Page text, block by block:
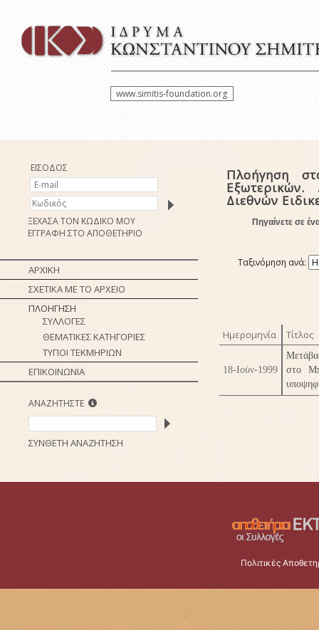
www.simitis-foundation.org
ΕΙΣΟΔΟΣ
ΞΕΧΑΣΑ ΤΟΝ ΚΩΔΙΚΟ ΜΟΥ
ΕΓΓΡΑΦΗ ΣΤΟ ΑΠΟΘΕΤΗΡΙΟ
ΑΡΧΙΚΗ
ΣΧΕΤΙΚΑ ΜΕ ΤΟ ΑΡΧΕΙΟ
ΠΛΟΗΓΗΣΗ
ΣΥΛΛΟΓΕΣ
ΘΕΜΑΤΙΚΕΣ ΚΑΤΗΓΟΡΙΕΣ
ΤΥΠΟΙ ΤΕΚΜΗΡΙΩΝ
ΕΠΙΚΟΙΝΩΝΙΑ
ΑΝΑΖΗΤΗΣΤΕ
ΣΥΝΘΕΤΗ ΑΝΑΖΗΤΗΣΗ
Πλοήγηση
Διεθνών
Πηγαίνετε σε
Ταξινόμηση ανά:
Ημερομηνία Τίτλος
18-Ιούν-1999
στο